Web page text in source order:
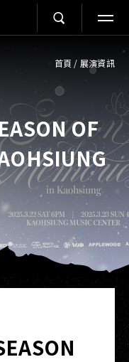
首頁 / 展演資訊
OF